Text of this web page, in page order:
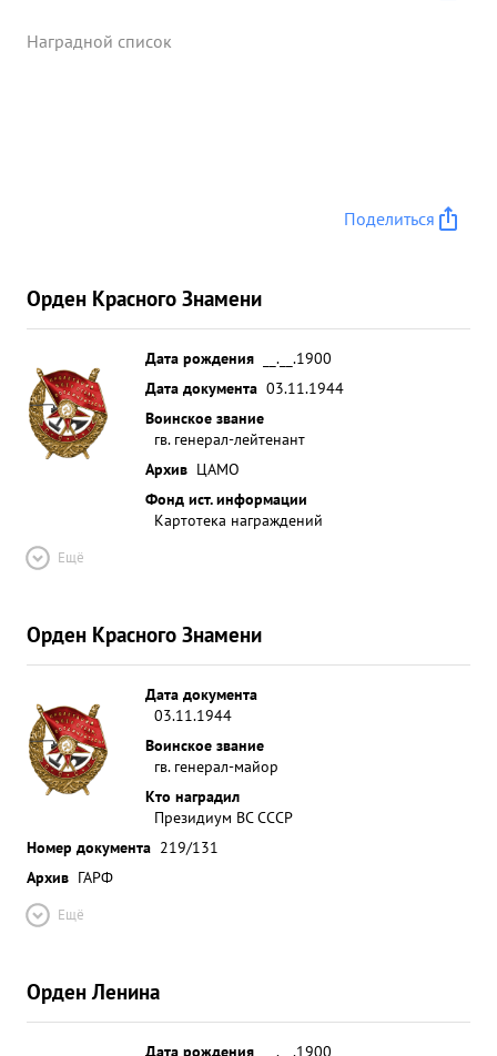
Наградной список
Поделиться
Орден Красного Знамени
Дата рождения
__.__.1900
Дата документа 03.11.1944
Воинское звание
гв. генерал-лейтенант
Архив ЦАМО
Фонд ист. информации
Картотека награждений
Ещё
Орден Красного Знамени
Дата документа
03.11.1944
Воинское звание
гв. генерал-майор
Кто наградил
Президиум ВС СССР
Номер документа 219/131
Архив ГАРФ
Ещё
Орден Ленина
Дата рождения __.__.1900